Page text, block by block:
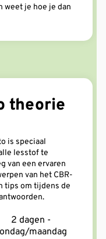
weet je hoe je dan
theorie
is speciaal
lesstof te
van een ervaren
van het CBR-
tips om tijdens de
2 dagen -
maandag